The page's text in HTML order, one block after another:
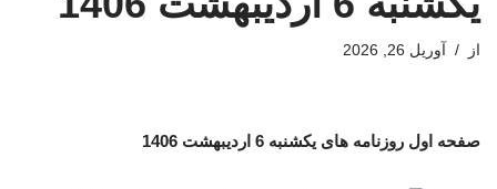
از آوریل 26, 2026
صفحه اول روزنامه های یکشنبه 6 اردیبهشت 1406